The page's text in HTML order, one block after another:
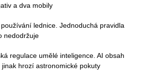
a dva mobily
lednice. Jednoduchá pravidla
nedodržuje
regulace umělé inteligence. AI obsah
hrozí astronomické pokuty